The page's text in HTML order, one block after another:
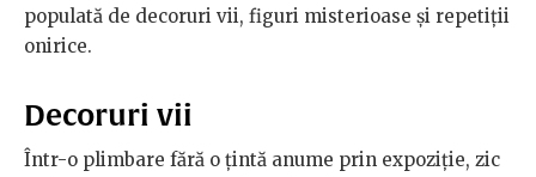
populată de decoruri vii, figuri misterioase și repetiții
onirice.
Decoruri vii
Într-o plimbare fără o țintă anume prin expoziție, zic